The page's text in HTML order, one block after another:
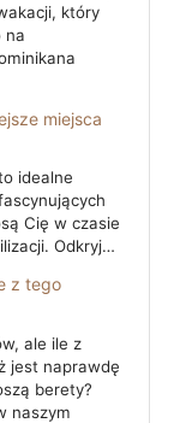
który
na
miejsca
idealne
Cię w czasie
Odkryj…
z tego
ale ile z
jest naprawdę
berety?
naszym